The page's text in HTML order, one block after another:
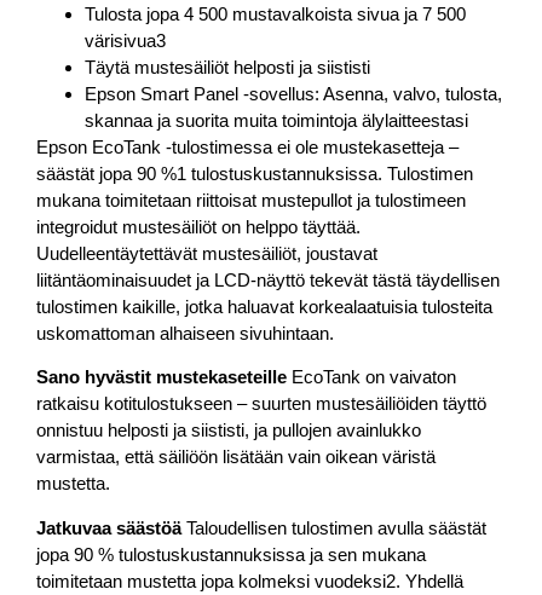
Tulosta jopa 4 500 mustavalkoista sivua ja 7 500
värisivua3
Täytä mustesäiliöt helposti ja siististi
Epson Smart Panel -sovellus: Asenna, valvo, tulosta,
skannaa ja suorita muita toimintoja älylaitteestasi
Epson EcoTank -tulostimessa ei ole mustekasetteja –
säästät jopa 90 %1 tulostuskustannuksissa. Tulostimen
mukana toimitetaan riittoisat mustepullot ja tulostimeen
integroidut mustesäiliöt on helppo täyttää.
Uudelleentäytettävät mustesäiliöt, joustavat
liitäntäominaisuudet ja LCD-näyttö tekevät tästä täydellisen
tulostimen kaikille, jotka haluavat korkealaatuisia tulosteita
uskomattoman alhaiseen sivuhintaan.
Sano hyvästit mustekaseteille EcoTank on vaivaton
ratkaisu kotitulostukseen – suurten mustesäiliöiden täyttö
onnistuu helposti ja siististi, ja pullojen avainlukko
varmistaa, että säiliöön lisätään vain oikean väristä
mustetta.
Jatkuvaa säästöäTaloudellisen tulostimen avulla säästät
jopa 90 % tulostuskustannuksissa ja sen mukana
toimitetaan mustetta jopa kolmeksi vuodeksi2. Yhdellä